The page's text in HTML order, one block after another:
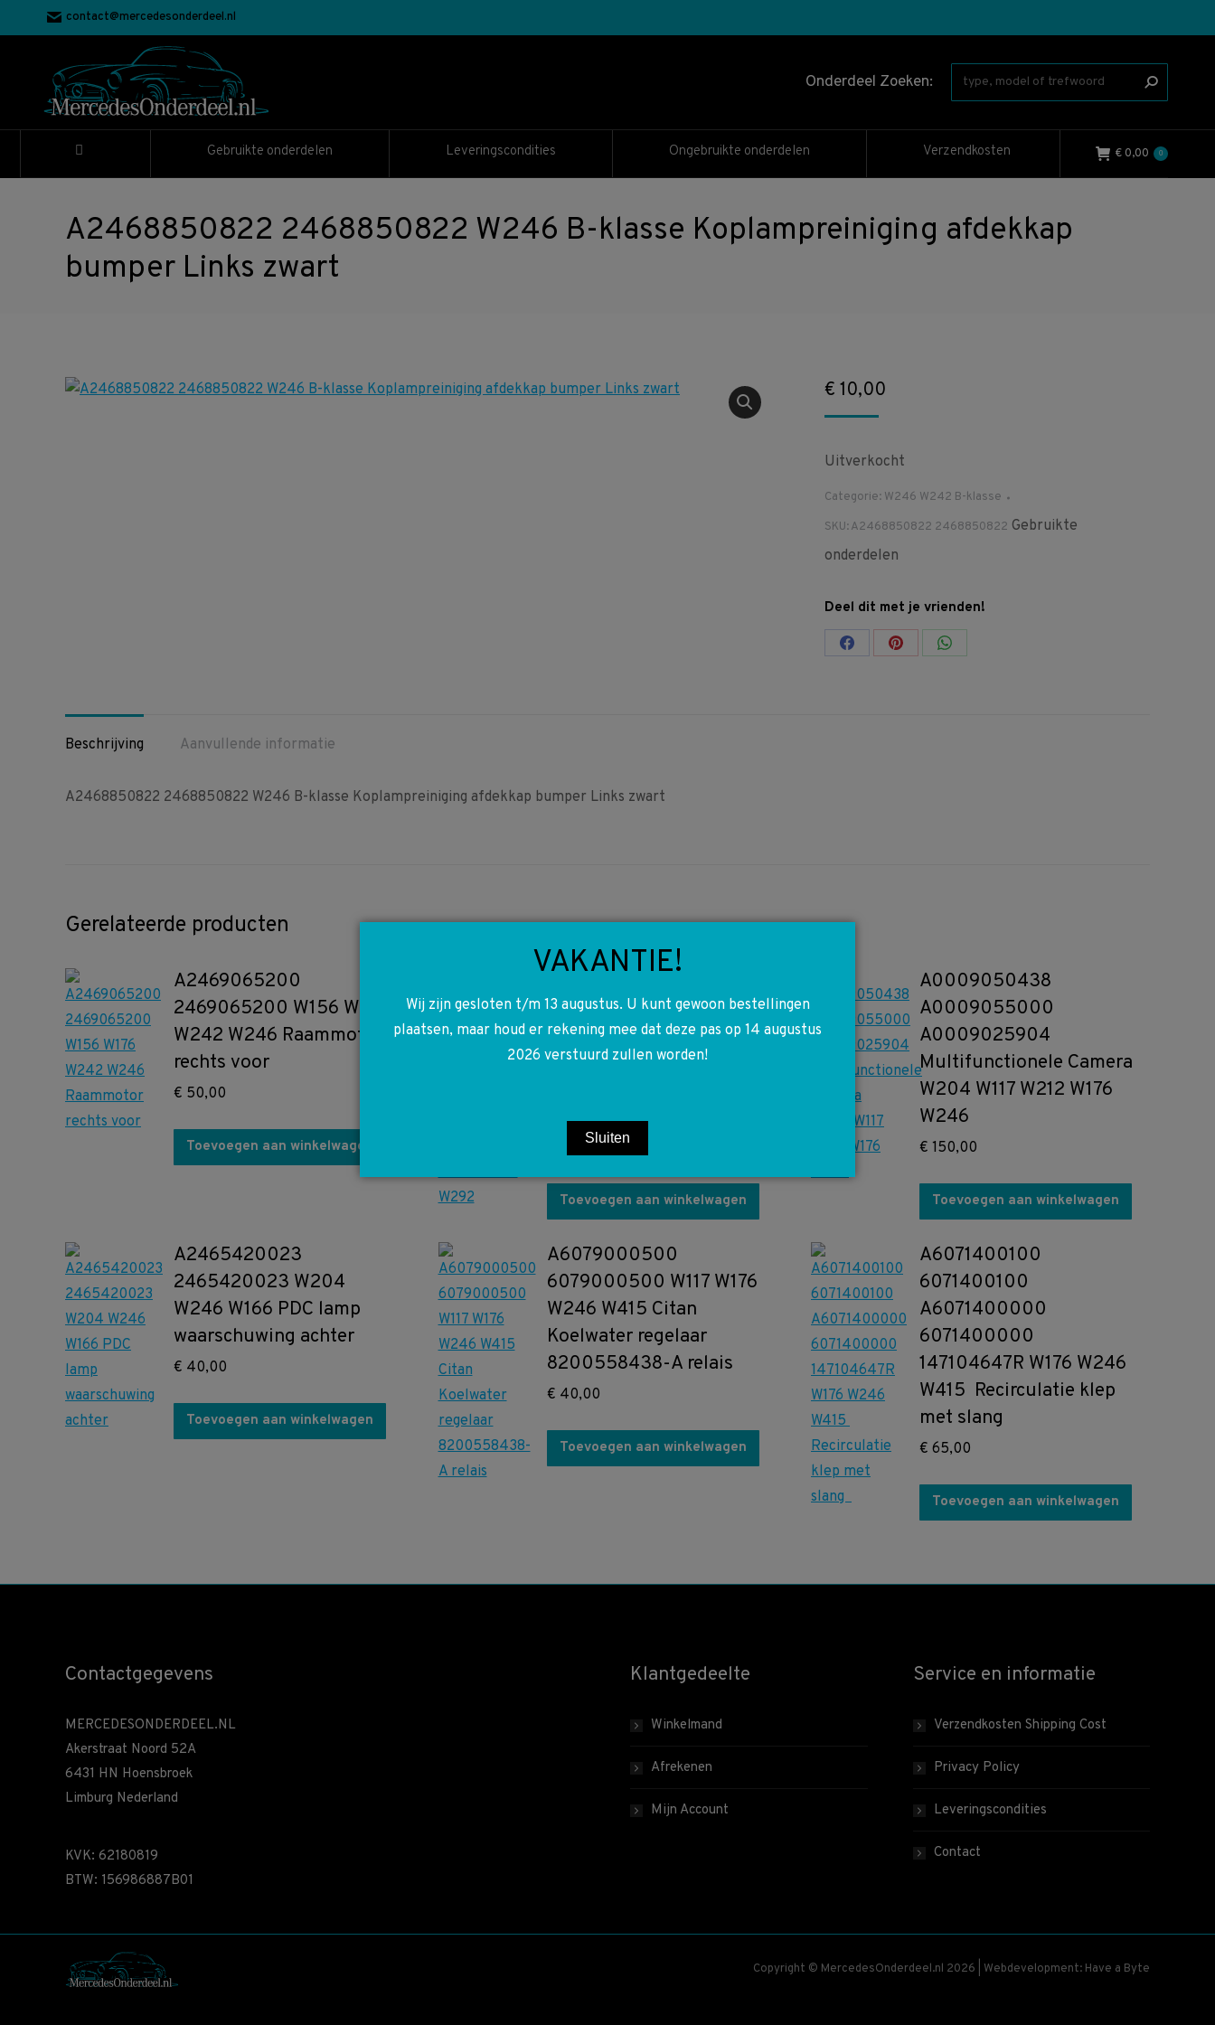
contact@mercedesonderdeel.nl
Onderdeel Zoeken:
Gebruikte onderdelen Leveringscondities Ongebruikte onderdelen Verzendkosten € 0,00 0
A2468850822 2468850822 W246 B-klasse Koplampreiniging afdekkap
bumper Links zwart
€ 10,00
Uitverkocht
Categorie: W246 W242 B-klasse
SKU:A2468850822 2468850822 Gebruikte
onderdelen
Deel dit met je vrienden!
Share Share Share
Beschrijving
Aanvullende informatie
A2468850822 2468850822 W246 B-klasse Koplampreiniging afdekkap bumper Links zwart
Gerelateerde producten
A2469065200
2469065200 W156 W176
W242 W246 Raammotor
rechts voor
€ 50,00
Toevoegen aan winkelwagen
1668210351 Druksensor
Airbag Deur
Links/Rechts W117 W156
W292
20,00
Toevoegen aan winkelwagen
A0009050438
A0009055000
A0009025904
Multifunctionele Camera
W204 W117 W212 W176
W246
€ 150,00
Toevoegen aan winkelwagen
A2465420023
2465420023 W204
W246 W166 PDC lamp
waarschuwing achter
€ 40,00
Toevoegen aan winkelwagen
A6079000500
6079000500 W117 W176
W246 W415 Citan
Koelwater regelaar
8200558438-A relais
€ 40,00
Toevoegen aan winkelwagen
A6071400100
6071400100
A6071400000
6071400000
147104647R W176 W246
W415 Recirculatie klep
met slang
€ 65,00
Toevoegen aan winkelwagen
Contactgegevens
MERCEDESONDERDEEL.NL
Akerstraat Noord 52A
6431 HN Hoensbroek
Limburg Nederland
KVK: 62180819
BTW: 156986887B01
Klantgedeelte
Winkelmand
Afrekenen
Mijn Account
Service en informatie
Verzendkosten Shipping Cost
Privacy Policy
Leveringscondities
Contact
Copyright © MercedesOnderdeel.nl 2026 | Webdevelopment: Have a Byte
VAKANTIE!
Wij zijn gesloten t/m 13 augustus. U kunt gewoon bestellingen
plaatsen, maar houd er rekening mee dat deze pas op 14 augustus
2026 verstuurd zullen worden!
Sluiten